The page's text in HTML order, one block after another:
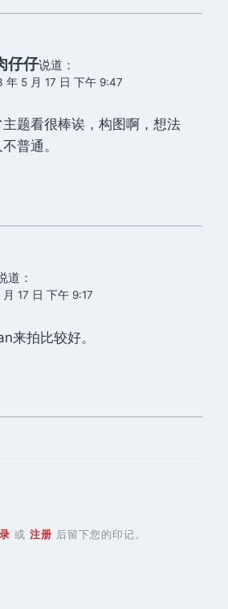
仔仔说道：
年 5 月 17 日 下午 9:47
题看很棒诶，构图啊，想法
普通。
道：
17 日 下午 9:17
来拍比较好。
或 注册 后留下您的印记。